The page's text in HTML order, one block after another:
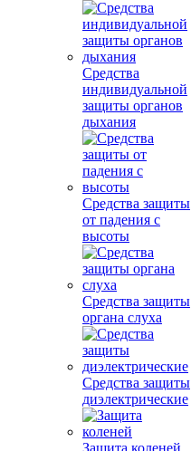
Средства
индивидуальной
защиты органов
дыхания
Средства защиты
от падения с
высоты
Средства защиты
органа слуха
Средства защиты
диэлектрические
Защита коленей